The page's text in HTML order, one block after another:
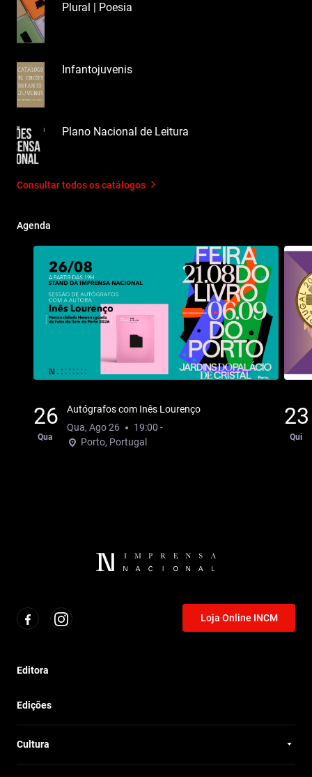
Plural | Poesia
Infantojuvenis
Plano Nacional de Leitura
Consultar todos os catálogos
Agenda
26
Qua
Autógrafos com Inês Lourenço
Qua, Ago 26
19:00 -
Porto, Portugal
23
Qui
Loja Online INCM
Editora
Edições
Cultura